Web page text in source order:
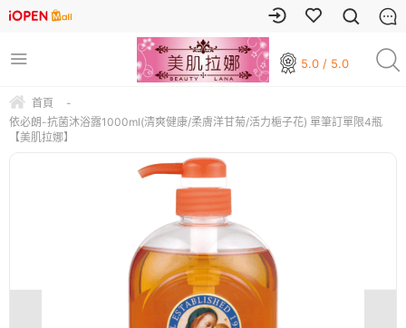
5.0 / 5.0
首頁
-
依必朗-抗菌沐浴露1000ml(清爽健康/柔膚洋甘菊/活力梔子花) 單筆訂單限4瓶
【美肌拉娜】